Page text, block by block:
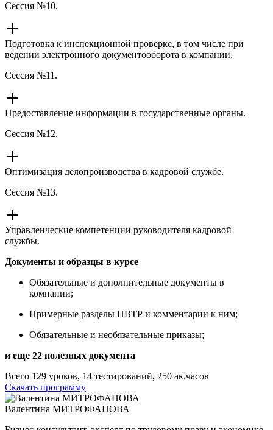
Сессия №10.
Подготовка к инспекционной проверке, в том числе при
ведении электронного документооборота в компании.
Сессия №11.
Предоставление информации в государственные органы.
Сессия №12.
Оптимизация делопроизводства в кадровой службе.
Сессия №13.
Управленческие компетенции руководителя кадровой
службы.
Документы и образцы в курсе
Обязательные и дополнительные документы в
компании;
Примерные разделы ПВТР и комментарии к ним;
Обязательные и необязательные приказы;
и еще 22 полезных документа
Всего 129 уроков, 14 тестирований, 250 ак.часов
Скачать программу
Валентина МИТРОФАНОВА